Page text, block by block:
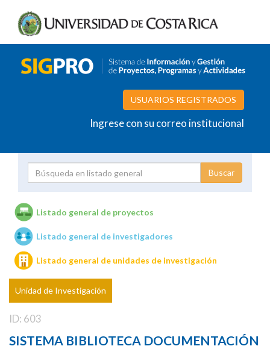
USUARIOS REGISTRADOS
Ingrese con su correo institucional
Unidades de investigación
Listado general de proyectos
Listado general de investigadores
Listado general de unidades de investigación
Unidad de Investigación
ID: 603
SISTEMA BIBLIOTECA DOCUMENTACIÓN